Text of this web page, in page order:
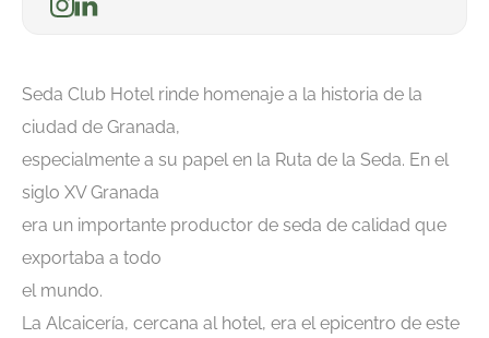
Seda Club Hotel rinde homenaje a la historia de la
ciudad de Granada,
especialmente a su papel en la Ruta de la Seda. En el
siglo XV Granada
era un importante productor de seda de calidad que
exportaba a todo
el mundo.
La Alcaicería, cercana al hotel, era el epicentro de este